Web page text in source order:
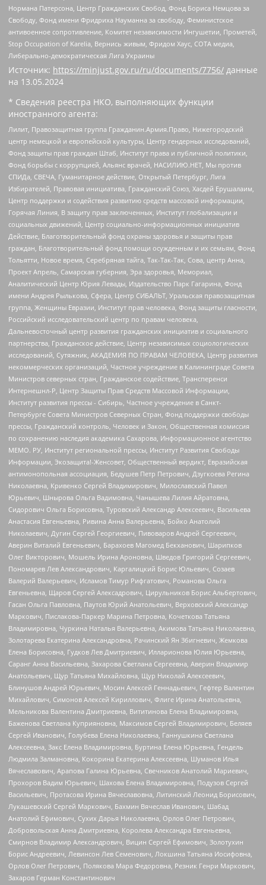
Нормана Патерсона, Центр Гражданских Свобод, Фонд Бориса Немцова за
Свободу, Фонд имени Фридриха Науманна за свободу, Феминистское
антивоенное сопротивление, Комитет независимости Ингушетии, Прометей,
Stop Occupation of Karelia, Вернись живым, Фридом Хаус, СОТА медиа,
Либерально-демократическая Лига Украины
Источник: https://minjust.gov.ru/ru/documents/7756/ данные
на 13.05.2024
* Сведения реестра НКО, выполняющих функции
иностранного агента:
Лилит, Правозащитная группа Гражданин.Армия.Право, Нижегородский
центр немецкой и европейской культуры, Центр гендерных исследований,
Фонд защиты прав граждан Штаб, Институт права и публичной политики,
Фонд борьбы с коррупцией, Альянс врачей, НАСИЛИЮ.НЕТ, Мы против
СПИДа, СВЕЧА, Гуманитарное действие, Открытый Петербург, Лига
Избирателей, Правовая инициатива, Гражданский Союз, Хасдей Ерушалаим,
Центр поддержки и содействия развитию средств массовой информации,
Горячая Линия, В защиту прав заключенных, Институт глобализации и
социальных движений, Центр социально-информационных инициатив
Действие, Благотворительный фонд охраны здоровья и защиты прав
граждан, Благотворительный фонд помощи осужденным и их семьям, Фонд
Тольятти, Новое время, Серебряная тайга, Так-Так-Так, Сова, центр Анна,
Проект Апрель, Самарская губерния, Эра здоровья, Мемориал,
Аналитический Центр Юрия Левады, Издательство Парк Гагарина, Фонд
имени Андрея Рылькова, Сфера, Центр СИБАЛЬТ, Уральская правозащитная
группа, Женщины Евразии, Институт прав человека, Фонд защиты гласности,
Российский исследовательский центр по правам человека,
Дальневосточный центр развития гражданских инициатив и социального
партнерства, Гражданское действие, Центр независимых социологических
исследований, Сутяжник, АКАДЕМИЯ ПО ПРАВАМ ЧЕЛОВЕКА, Центр развития
некоммерческих организаций, Частное учреждение в Калининграде Совета
Министров северных стран, Гражданское содействие, Трансперенси
Интернешнл-Р, Центр Защиты Прав Средств Массовой Информации,
Институт развития прессы - Сибирь, Частное учреждение в Санкт-
Петербурге Совета Министров Северных Стран, Фонд поддержки свободы
прессы, Гражданский контроль, Человек и Закон, Общественная комиссия
по сохранению наследия академика Сахарова, Информационное агентство
МЕМО. РУ, Институт региональной прессы, Институт Развития Свободы
Информации, Экозащита!-Женсовет, Общественный вердикт, Евразийская
антимонопольная ассоциация, Бедушев Петр Петрович, Дзугкоева Регина
Николаевна, Кривенко Сергей Владимирович, Милославский Павел
Юрьевич, Шнырова Ольга Вадимовна, Чанышева Лилия Айратовна,
Сидорович Ольга Борисовна, Туровский Александр Алексеевич, Васильева
Анастасия Евгеньевна, Ривина Анна Валерьевна, Бойко Анатолий
Николаевич, Дугин Сергей Георгиевич, Пивоваров Андрей Сергеевич,
Аверин Виталий Евгеньевич, Барахоев Магомед Бекханович, Шарипков
Олег Викторович, Мошель Ирина Ароновна, Шведов Григорий Сергеевич,
Пономарев Лев Александрович, Каргалицкий Борис Юльевич, Созаев
Валерий Валерьевич, Исламов Тимур Рифгатович, Романова Ольга
Евгеньевна, Щаров Сергей Алексадрович, Цирульников Борис Альбертович,
Гасан Ольга Павловна, Паутов Юрий Анатольевич, Верховский Александр
Маркович, Пислакова-Паркер Марина Петровна, Кочеткова Татьяна
Владимировна, Чуркина Наталья Валерьевна, Акимова Татьяна Николаевна,
Золотарева Екатерина Александровна, Рачинский Ян Збигневич, Жемкова
Елена Борисовна, Гудков Лев Дмитриевич, Илларионова Юлия Юрьевна,
Саранг Анна Васильевна, Захарова Светлана Сергеевна, Аверин Владимир
Анатольевич, Щур Татьяна Михайловна, Щур Николай Алексеевич,
Блинушов Андрей Юрьевич, Мосин Алексей Геннадьевич, Гефтер Валентин
Михайлович, Симонов Алексей Кириллович, Флиге Ирина Анатольевна,
Мельникова Валентина Дмитриевна, Вититинова Елена Владимировна,
Баженова Светлана Куприяновна, Максимов Сергей Владимирович, Беляев
Сергей Иванович, Голубева Елена Николаевна, Ганнушкина Светлана
Алексеевна, Закс Елена Владимировна, Буртина Елена Юрьевна, Гендель
Людмила Залмановна, Кокорина Екатерина Алексеевна, Шуманов Илья
Вячеславович, Арапова Галина Юрьевна, Свечников Анатолий Мариевич,
Прохоров Вадим Юрьевич, Шахова Елена Владимировна, Подузов Сергей
Васильевич, Протасова Ирина Вячеславовна, Литинский Леонид Борисович,
Лукашевский Сергей Маркович, Бахмин Вячеслав Иванович, Шабад
Анатолий Ефимович, Сухих Дарья Николаевна, Орлов Олег Петрович,
Добровольская Анна Дмитриевна, Королева Александра Евгеньевна,
Смирнов Владимир Александрович, Вицин Сергей Ефимович, Золотухин
Борис Андреевич, Левинсон Лев Семенович, Локшина Татьяна Иосифовна,
Орлов Олег Петрович, Полякова Мара Федоровна, Резник Генри Маркович,
Захаров Герман Константинович